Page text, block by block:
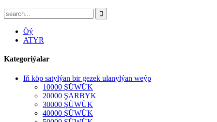
Öý
ATYR
Kategoriýalar
Iň köp satylýan bir gezek ulanylýan weýp
10000 ŞÜWÜK
20000 ŞARBYK
30000 ŞÜWÜK
40000 ŞÜWÜK